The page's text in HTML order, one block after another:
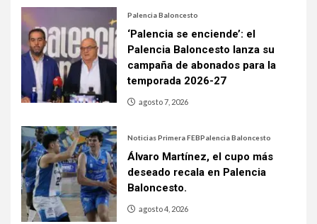
Palencia Baloncesto
‘Palencia se enciende’: el
Palencia Baloncesto lanza su
campaña de abonados para la
temporada 2026-27
agosto 7, 2026
Noticias Primera FEBPalencia Baloncesto
Álvaro Martínez, el cupo más
deseado recala en Palencia
Baloncesto.
agosto 4, 2026